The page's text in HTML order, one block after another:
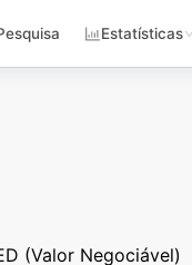
Estatísticas
(Valor Negociável)